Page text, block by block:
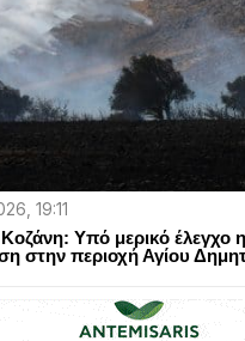
19:11
Υπό μερικό έλεγχο
στην περιοχή Αγίου